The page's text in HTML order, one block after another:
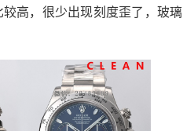
高，很少出现刻度歪了，玻璃